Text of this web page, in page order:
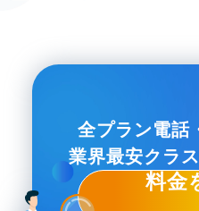
全プラン電話
業界最安クラ
料金